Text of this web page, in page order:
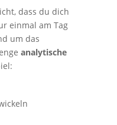
dass du dich
einmal am Tag
um das
analytische